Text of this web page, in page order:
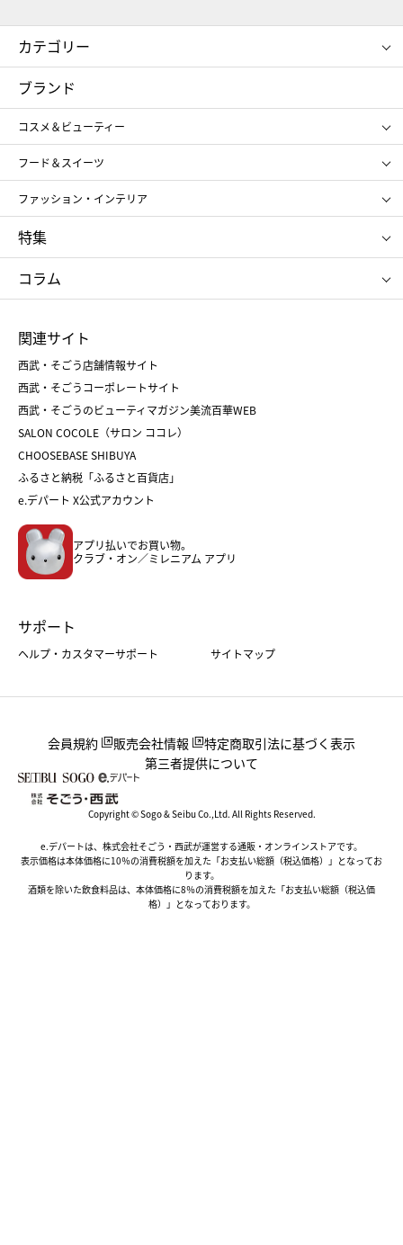
カテゴリー
コスメ＆ビューティー
ギフト
レディース
メンズ
スポーツ・アウトドア
お中元
お歳暮
ブランド
コスメ＆ビューティー
SHISEIDO
ポール&ジョー ボーテ
ジルスチュアート
NARS
RMK
クリニーク
SK-Ⅱ
フード＆スイーツ
アンリ・シャルパンティエ
ゴディバ
新宿高野
たねや
ねんりん家
ファッション・インテリア
ポロ ラルフ ローレン
タケオ キクチ
ママ＆キッズ
シュタイフ
特集
お中元
ひな人形
五月人形
父の日
クリスマスケーキ
ホワイトデー
コラム
菓子折り
和菓子
人気のギフト
バレンタイン
ホワイトデー
おせち
フード
ホーム・キッチン＆アート
関連サイト
西武・そごう店舗情報サイト
西武・そごうコーポレートサイト
西武・そごうのビューティマガジン美流百華WEB
SALON COCOLE（サロン ココレ）
CHOOSEBASE SHIBUYA
ふるさと納税「ふるさと百貨店」
e.デパート X公式アカウント
アプリ払いでお買い物。
クラブ・オン／ミレニアム アプリ
サポート
ヘルプ・カスタマーサポート サイトマップ
会員規約 販売会社情報
特定商取引法に基づく表示
第三者提供について
Copyright © Sogo & Seibu Co.,Ltd. All Rights Reserved.
e.デパートは、株式会社そごう・西武が運営する通販・オンラインストアです。
表示価格は本体価格に10％の消費税額を加えた「お支払い総額（税込価格）」となってお
ります。
酒類を除いた飲食料品は、本体価格に8％の消費税額を加えた「お支払い総額（税込価
格）」となっております。